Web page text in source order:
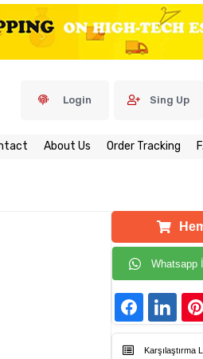
Login Sing Up
About Us Order Tracking
Whatsapp
Karşılaştırma